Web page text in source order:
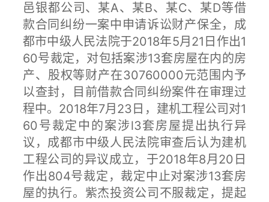
邑银都公司、某A、某B、某C、某D等借
款合同纠纷一案中申请诉讼财产保全，成
都市中级人民法院于2018年5月21日作出1
60号裁定，对包括案涉13套房屋在内的房
产、股权等财产在30760000元范围内予
以查封，目前借款合同纠纷案件在审理过
程中。2018年7月23日，建机工程公司对1
60号裁定中的案涉l3套房屋提出执行异
议，成都市中级人民法院审查后认为建机
工程公司的异议成立，于2018年8月20日
作出804号裁定，裁定中止对案涉13套房
屋的执行。紫杰投资公司不服裁定，提起